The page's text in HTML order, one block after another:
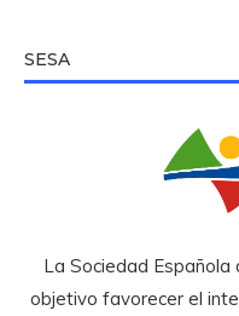
SESA
La Sociedad
objetivo favorecer el